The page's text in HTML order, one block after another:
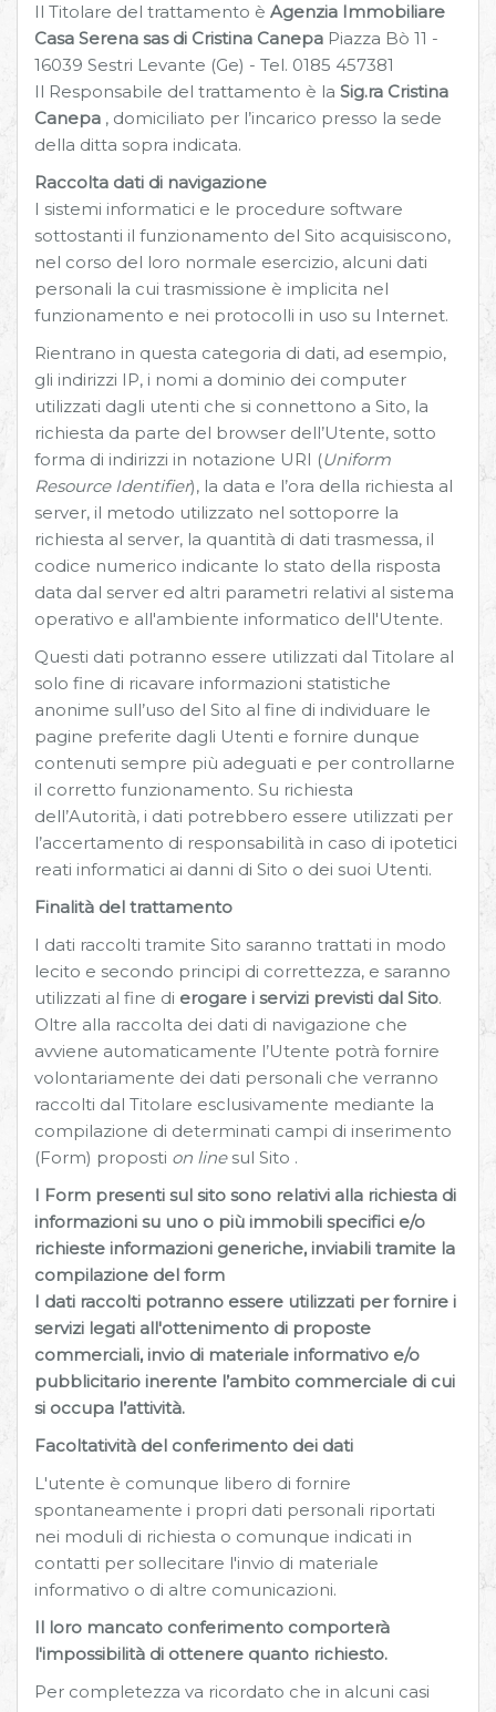
Il Titolare del trattamento è Agenzia Immobiliare
Casa Serena sas di Cristina Canepa Piazza Bò 11 -
16039 Sestri Levante (Ge) - Tel. 0185 457381
Il Responsabile del trattamento è la Sig.ra Cristina
Canepa , domiciliato per l’incarico presso la sede
della ditta sopra indicata.
Raccolta dati di navigazione
I sistemi informatici e le procedure software
sottostanti il funzionamento del Sito acquisiscono,
nel corso del loro normale esercizio, alcuni dati
personali la cui trasmissione è implicita nel
funzionamento e nei protocolli in uso su Internet.
Rientrano in questa categoria di dati, ad esempio,
gli indirizzi IP, i nomi a dominio dei computer
utilizzati dagli utenti che si connettono a Sito, la
richiesta da parte del browser dell’Utente, sotto
forma di indirizzi in notazione URI (Uniform
Resource Identifier), la data e l’ora della richiesta al
server, il metodo utilizzato nel sottoporre la
richiesta al server, la quantità di dati trasmessa, il
codice numerico indicante lo stato della risposta
data dal server ed altri parametri relativi al sistema
operativo e all'ambiente informatico dell'Utente.
Questi dati potranno essere utilizzati dal Titolare al
solo fine di ricavare informazioni statistiche
anonime sull’uso del Sito al fine di individuare le
pagine preferite dagli Utenti e fornire dunque
contenuti sempre più adeguati e per controllarne
il corretto funzionamento. Su richiesta
dell’Autorità, i dati potrebbero essere utilizzati per
l’accertamento di responsabilità in caso di ipotetici
reati informatici ai danni di Sito o dei suoi Utenti.
Finalità del trattamento
I dati raccolti tramite Sito saranno trattati in modo
lecito e secondo principi di correttezza, e saranno
utilizzati al fine di erogare i servizi previsti dal Sito.
Oltre alla raccolta dei dati di navigazione che
avviene automaticamente l’Utente potrà fornire
volontariamente dei dati personali che verranno
raccolti dal Titolare esclusivamente mediante la
compilazione di determinati campi di inserimento
(Form) proposti on linesul Sito .
I Form presenti sul sito sono relativi alla richiesta di
informazioni su uno o più immobili specifici e/o
richieste informazioni generiche, inviabili tramite la
compilazione del form
I dati raccolti potranno essere utilizzati per fornire i
servizi legati all'ottenimento di proposte
commerciali, invio di materiale informativo e/o
pubblicitario inerente l’ambito commerciale di cui
si occupa l’attività.
Facoltatività del conferimento dei dati
L'utente è comunque libero di fornire
spontaneamente i propri dati personali riportati
nei moduli di richiesta o comunque indicati in
contatti per sollecitare l'invio di materiale
informativo o di altre comunicazioni.
Il loro mancato conferimento comporterà
l'impossibilità di ottenere quanto richiesto.
Per completezza va ricordato che in alcuni casi